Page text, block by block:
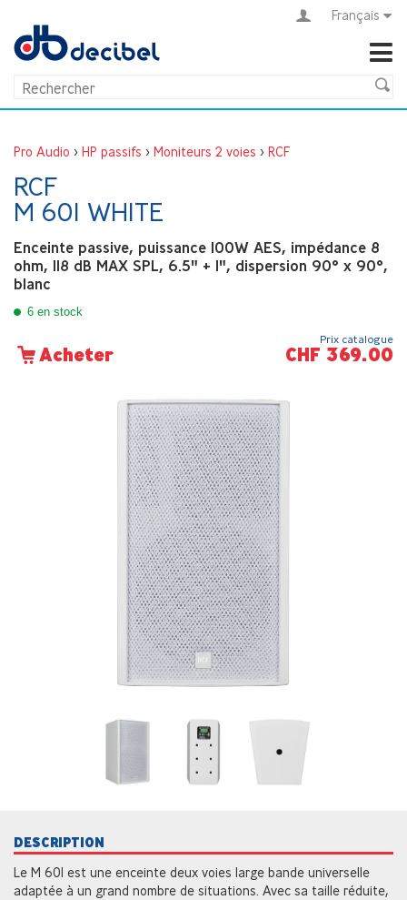
Français
Pro Audio > HP passifs > Moniteurs 2 voies > RCF
RCF
M 601 WHITE
Enceinte passive, puissance 100W AES, impédance 8
ohm, 118 dB MAX SPL, 6.5" + 1", dispersion 90° x 90°,
blanc
6 en stock
Acheter
Prix catalogue
CHF 369.00
DESCRIPTION
Le M 601 est une enceinte deux voies large bande universelle
adaptée à un grand nombre de situations. Avec sa taille réduite,